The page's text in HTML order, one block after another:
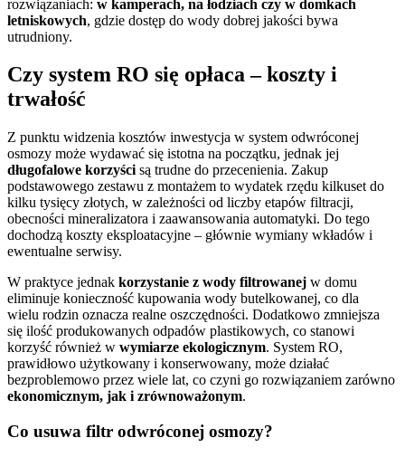
rozwiązaniach: w kamperach, na łodziach czy w domkach
letniskowych, gdzie dostęp do wody dobrej jakości bywa
utrudniony.
Czy system RO się opłaca – koszty i
trwałość
Z punktu widzenia kosztów inwestycja w system odwróconej
osmozy może wydawać się istotna na początku, jednak jej
długofalowe korzyści są trudne do przecenienia. Zakup
podstawowego zestawu z montażem to wydatek rzędu kilkuset do
kilku tysięcy złotych, w zależności od liczby etapów filtracji,
obecności mineralizatora i zaawansowania automatyki. Do tego
dochodzą koszty eksploatacyjne – głównie wymiany wkładów i
ewentualne serwisy.
W praktyce jednak korzystanie z wody filtrowanej w domu
eliminuje konieczność kupowania wody butelkowanej, co dla
wielu rodzin oznacza realne oszczędności. Dodatkowo zmniejsza
się ilość produkowanych odpadów plastikowych, co stanowi
korzyść również w wymiarze ekologicznym. System RO,
prawidłowo użytkowany i konserwowany, może działać
bezproblemowo przez wiele lat, co czyni go rozwiązaniem zarówno
ekonomicznym, jak i zrównoważonym.
Co usuwa filtr odwróconej osmozy?